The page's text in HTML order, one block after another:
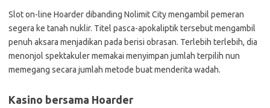
Slot on-line Hoarder dibanding Nolimit City mengambil pemeran
segera ke tanah nuklir. Titel pasca-apokaliptik tersebut mengambil
penuh aksara menjadikan pada berisi obrasan. Terlebih terlebih, dia
menonjol spektakuler memakai menyimpan jumlah terpilih nun
memegang secara jumlah metode buat menderita wadah.
Kasino bersama Hoarder